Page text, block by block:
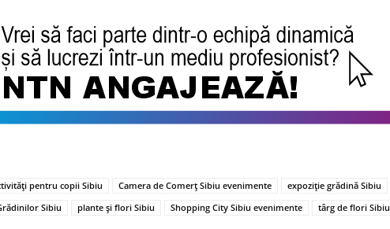
pentru copii Sibiu Camera de Comerț Sibiu evenimente
expoziție grădină Sibiu
Sibiu
plante și flori Sibiu Shopping City Sibiu evenimente târg de flori Sibiu